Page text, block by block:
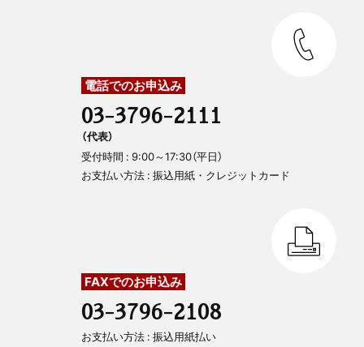
電話でのお申込み
03-3796-2111
（代表）
受付時間 : 9:00～17:30（平日）
お支払い方法 : 振込用紙・クレジットカード
FAXでのお申込み
03-3796-2108
お支払い方法 : 振込用紙払い